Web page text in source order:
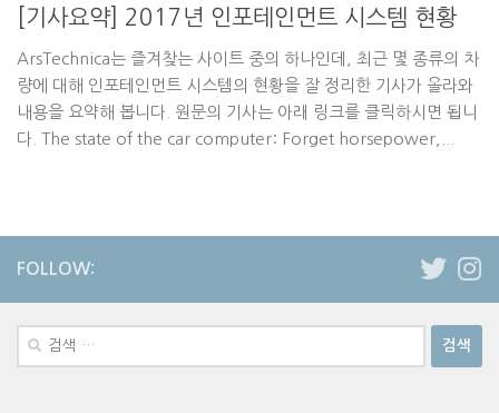
[기사요약] 2017년 인포테인먼트 시스템 현황
ArsTechnica는 즐겨찾는 사이트 중의 하나인데, 최근 몇 종류의 차
량에 대해 인포테인먼트 시스템의 현황을 잘 정리한 기사가 올라와
내용을 요약해 봅니다. 원문의 기사는 아래 링크를 클릭하시면 됩니
다. The state of the car computer: Forget horsepower,...
FOLLOW: